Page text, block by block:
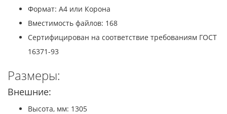
Формат: A4 или Корона
Вместимость файлов: 168
Сертифицирован на соответствие требованиям ГОСТ
16371-93
Размеры:
Внешние:
Высота, мм: 1305